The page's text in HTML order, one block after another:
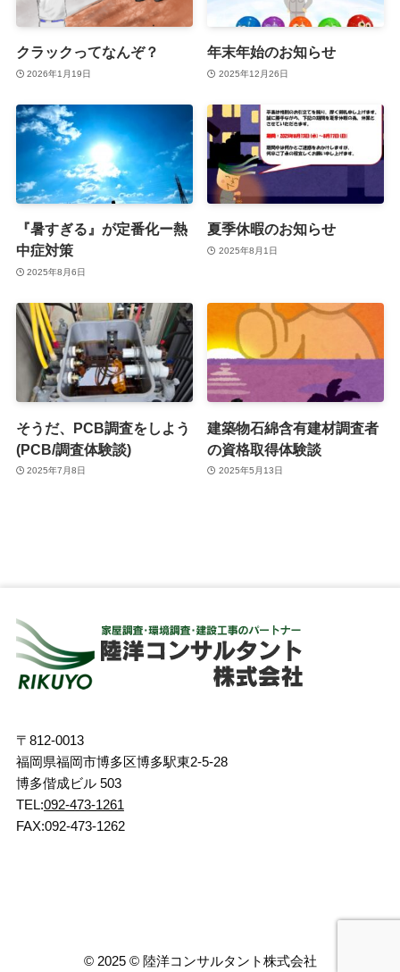
クラックってなんぞ？
2026年1月19日
年末年始のお知らせ
2025年12月26日
『暑すぎる』が定番化ー熱
中症対策
2025年8月6日
夏季休暇のお知らせ
2025年8月1日
そうだ、PCB調査をしよう
(PCB/調査体験談)
2025年7月8日
建築物石綿含有建材調査者
の資格取得体験談
2025年5月13日
〒812-0013
福岡県福岡市博多区博多駅東2-5-28
博多偕成ビル 503
TEL:092-473-1261
FAX:092-473-1262
©2025 ©︎ 陸洋コンサルタント株式会社